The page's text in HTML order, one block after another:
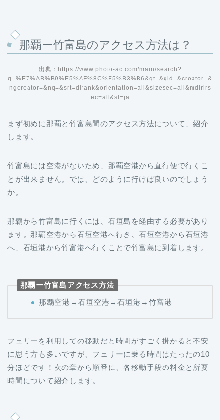
那覇ー竹富島のアクセス方法は？
出典：https://www.photo-ac.com/main/search?
q=%E7%AB%B9%E5%AF%8C%E5%B3%B6&qt=&qid=&creator=&
ngcreator=&nq=&srt=dlrank&orientation=all&sizesec=all&mdlrlrs
ec=all&sl=ja
まず初めに那覇と竹富島間のアクセス方法について、紹介
します。
竹富島には空港がないため、那覇空港から直行便で行くこ
とが出来ません。では、どのように行けば良いのでしょう
か。
那覇から竹富島に行くには、石垣島を経由する必要があり
ます。那覇空港から石垣空港へ行き、石垣空港から石垣港
へ、石垣港から竹富港へ行くことで竹富島に到着します。
那覇ー竹富島アクセス方法
那覇空港→石垣空港→石垣港→竹富港
フェリーを利用しての移動だと時間がすごく掛かると不安
に思う方も多いですが、フェリーに乗る時間はたったの10
分ほどです！次の章から順番に、各移動手段の料金と所要
時間について紹介します。